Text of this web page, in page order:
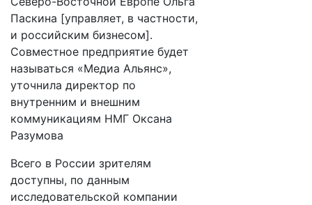
Паскина [управляет, в частности,
и российским бизнесом].
Совместное предприятие будет
называться «Медиа Альянс»,
уточнила директор по
внутренним и внешним
коммуникациям НМГ Оксана
Разумова
Всего в России зрителям
доступны, по данным
исследовательской компании